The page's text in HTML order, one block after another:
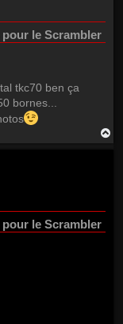
le Scrambler
tkc70 ben ça
bornes...
le Scrambler